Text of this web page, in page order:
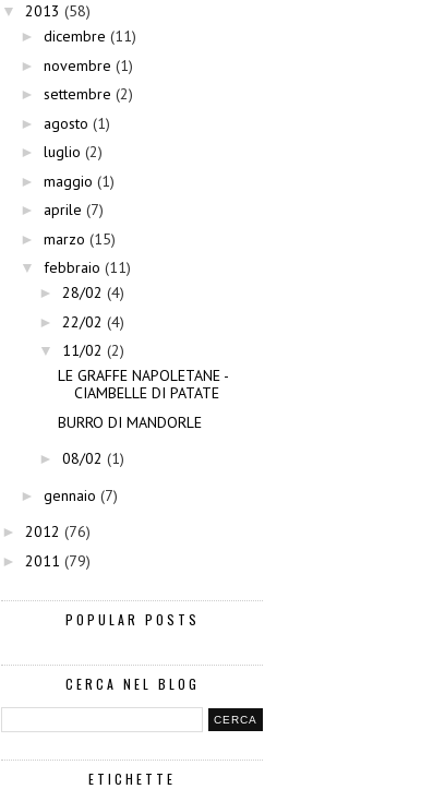
▼ 2013 (58)
► dicembre (11)
► novembre (1)
► settembre (2)
► agosto (1)
► luglio (2)
► maggio (1)
► aprile (7)
► marzo (15)
▼ febbraio (11)
► 28/02 (4)
► 22/02 (4)
▼ 11/02 (2)
LE GRAFFE NAPOLETANE -
CIAMBELLE DI PATATE
BURRO DI MANDORLE
► 08/02 (1)
► gennaio (7)
► 2012 (76)
► 2011 (79)
POPULAR POSTS
CERCA NEL BLOG
ETICHETTE